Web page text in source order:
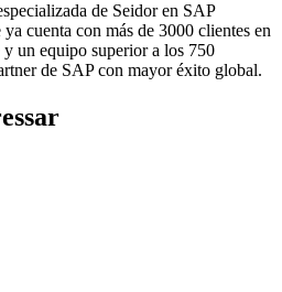
de Seidor en SAP
cuenta con más de 3000 clientes en
un equipo superior a los 750
de SAP con mayor éxito global.